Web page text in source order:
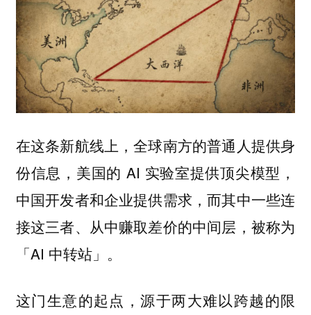
在这条新航线上，全球南方的普通人提供身
份信息，美国的 AI 实验室提供顶尖模型，
中国开发者和企业提供需求，而其中一些连
接这三者、从中赚取差价的中间层，被称为
「AI 中转站」。
这门生意的起点，源于两大难以跨越的限